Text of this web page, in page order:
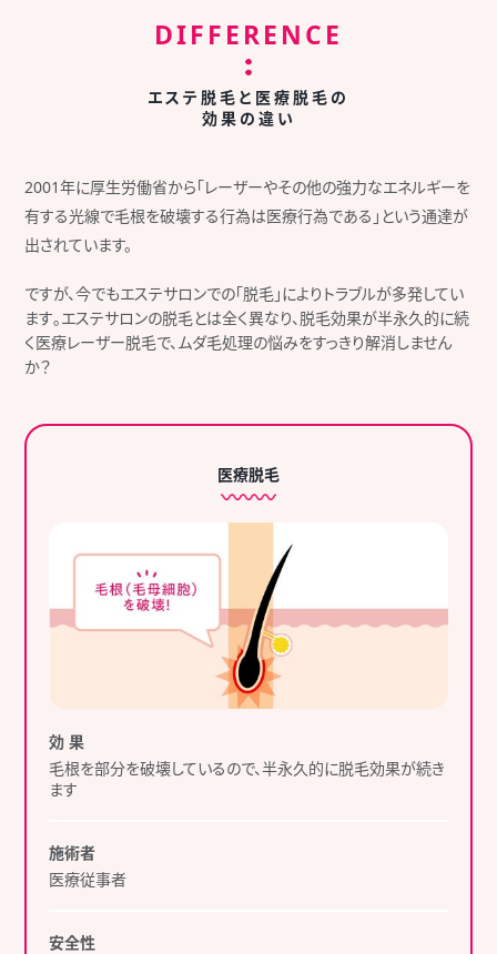
DIFFERENCE
エステ脱毛と医療脱毛の
効果の違い
2001年に厚生労働省から「レーザーやその他の強力なエネルギーを
有する光線で毛根を破壊する行為は医療行為である」という通達が
出されています。
ですが、今でもエステサロンでの｢脱毛｣によりトラブルが多発してい
ます｡エステサロンの脱毛とは全く異なり、脱毛効果が半永久的に続
く医療レーザー脱毛で、ムダ毛処理の悩みをすっきり解消しません
か？
医療脱毛
効 果
毛根を部分を破壊しているので、半永久的に脱毛効果が続き
ます
施術者
医療従事者
安全性